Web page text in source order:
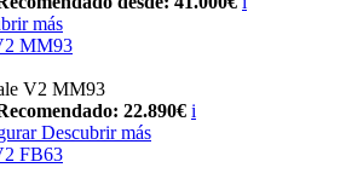
más
MM93
V2 MM93
22.890€ i
Descubrir más
FB63